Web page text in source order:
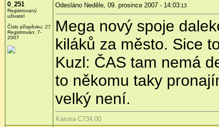
0_251
Registrovaný
uživatel
Číslo příspěvku: 27
Registrován: 7-
2007
Odesláno Neděle, 09. prosince 2007 - 14:03:13
Mega nový spoje
kiláků za město. Sice
Kuzl: ČAS tam nemá
to někomu taky
velký není.
Karosa C734.00